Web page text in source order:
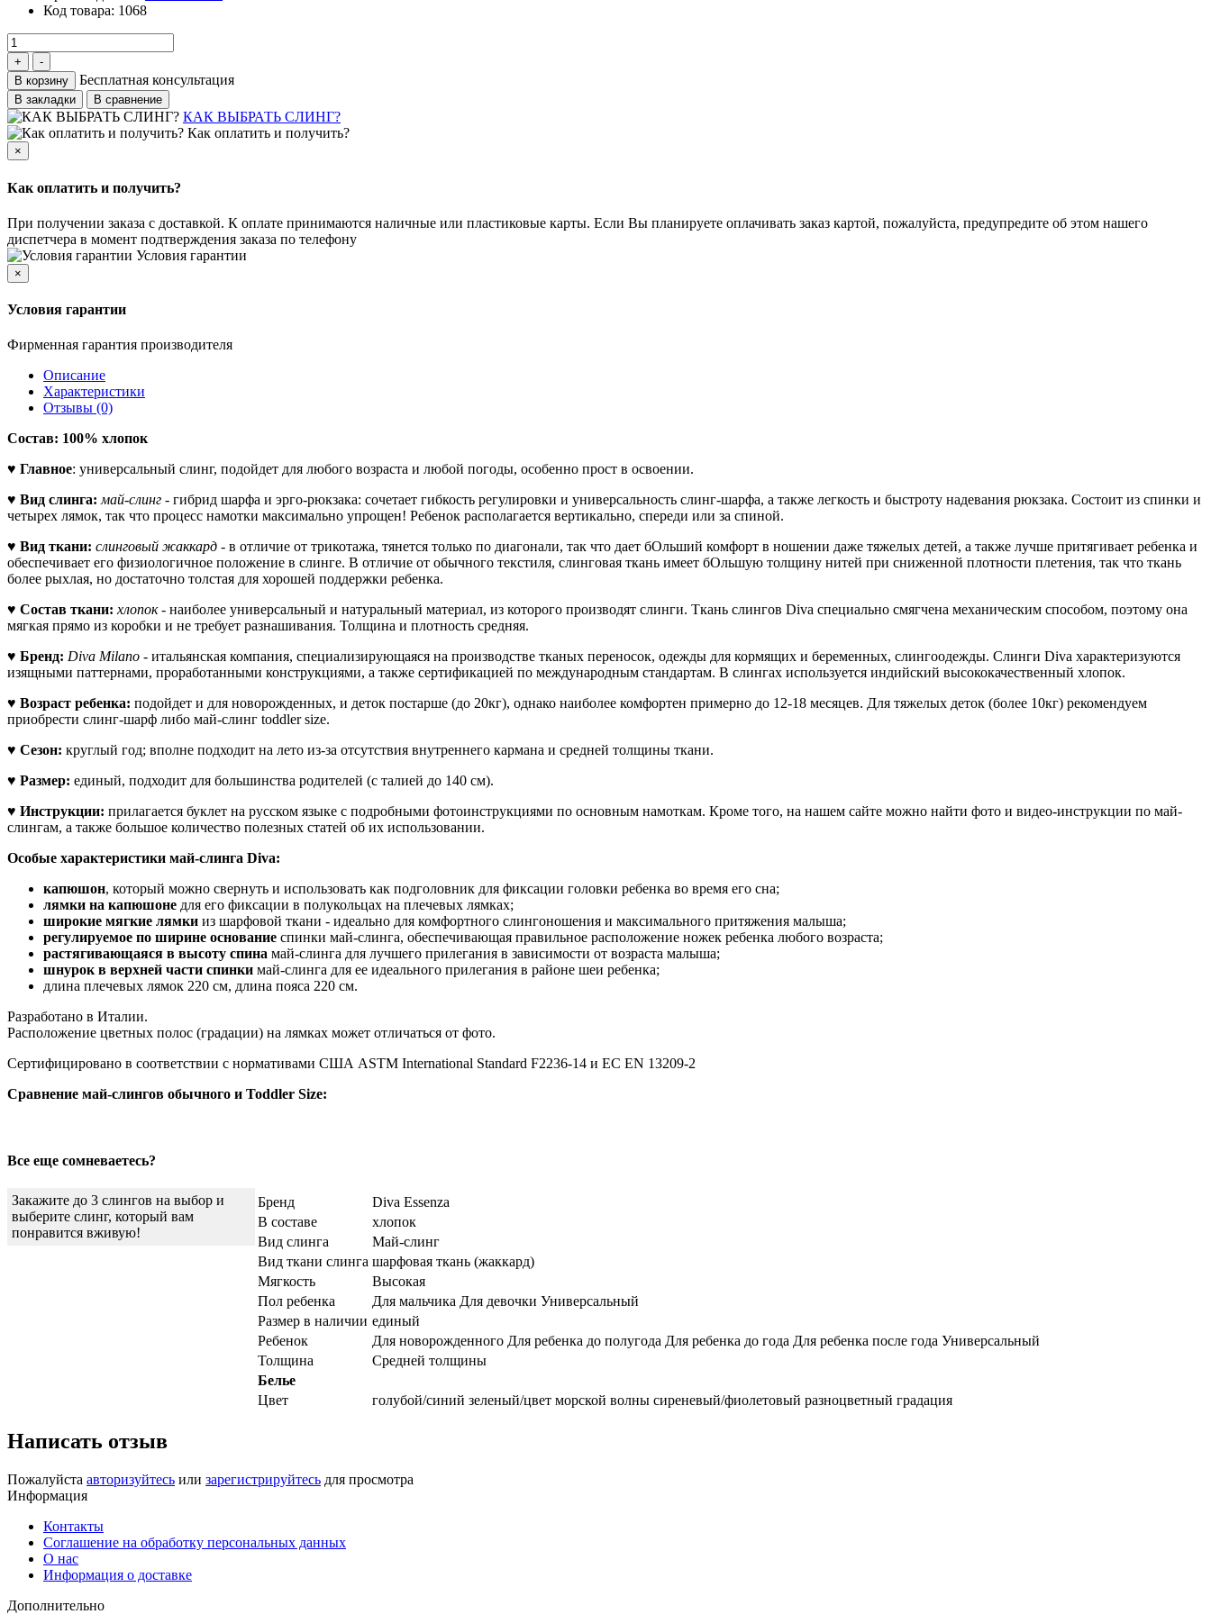
Код товара: 1068
В корзину Бесплатная консультация
В закладки В сравнение
КАК ВЫБРАТЬ СЛИНГ?
Как оплатить и получить?
×
Как оплатить и получить?
При получении заказа с доставкой. К оплате принимаются наличные или пластиковые карты. Если Вы планируете оплачивать заказ картой, пожалуйста, предупредите об этом нашего
диспетчера в момент подтверждения заказа по телефону
Условия гарантии
×
Условия гарантии
Фирменная гарантия производителя
Описание
Характеристики
Отзывы (0)
Состав: 100% хлопок
♥ Главное: универсальный слинг, подойдет для любого возраста и любой погоды, особенно прост в освоении.
♥ Вид слинга: май-слинг - гибрид шарфа и эрго-рюкзака: сочетает гибкость регулировки и универсальность слинг-шарфа, а также легкость и быстроту надевания рюкзака. Состоит из спинки и
четырех лямок, так что процесс намотки максимально упрощен! Ребенок располагается вертикально, спереди или за спиной.
♥ Вид ткани: слинговый жаккард - в отличие от трикотажа, тянется только по диагонали, так что дает бОльший комфорт в ношении даже тяжелых детей, а также лучше притягивает ребенка и
обеспечивает его физиологичное положение в слинге. В отличие от обычного текстиля, слинговая ткань имеет бОльшую толщину нитей при сниженной плотности плетения, так что ткань
более рыхлая, но достаточно толстая для хорошей поддержки ребенка.
♥ Состав ткани: хлопок- наиболее универсальный и натуральный материал, из которого производят слинги. Ткань слингов Diva специально смягчена механическим способом, поэтому она
мягкая прямо из коробки и не требует разнашивания. Толщина и плотность средняя.
♥ Бренд: Diva Milano - итальянская компания, специализирующаяся на производстве тканых переносок, одежды для кормящих и беременных, слингоодежды. Слинги Diva характеризуются
изящными паттернами, проработанными конструкциями, а также сертификацией по международным стандартам. В слингах используется индийский высококачественный хлопок.
♥ Возраст ребенка: подойдет и для новорожденных, и деток постарше (до 20кг), однако наиболее комфортен примерно до 12-18 месяцев. Для тяжелых деток (более 10кг) рекомендуем
приобрести слинг-шарф либо май-слинг toddler size.
♥ Сезон: круглый год; вполне подходит на лето из-за отсутствия внутреннего кармана и средней толщины ткани.
♥ Размер: единый, подходит для большинства родителей (с талией до 140 см).
♥ Инструкции: прилагается буклет на русском языке с подробными фотоинструкциями по основным намоткам. Кроме того, на нашем сайте можно найти фото и видео-инструкции по май-
слингам, а также большое количество полезных статей об их использовании.
Особые характеристики май-слинга Diva:
капюшон, который можно свернуть и использовать как подголовник для фиксации головки ребенка во время его сна;
лямки на капюшоне для его фиксации в полукольцах на плечевых лямках;
широкие мягкие лямки из шарфовой ткани - идеально для комфортного слингоношения и максимального притяжения малыша;
регулируемое по ширине основание спинки май-слинга, обеспечивающая правильное расположение ножек ребенка любого возраста;
растягивающаяся в высоту спина май-слинга для лучшего прилегания в зависимости от возраста малыша;
шнурок в верхней части спинки май-слинга для ее идеального прилегания в районе шеи ребенка;
длина плечевых лямок 220 см, длина пояса 220 см.
Разработано в Италии.
Расположение цветных полос (градации) на лямках может отличаться от фото.
Сертифицировано в соответствии с нормативами США ASTM International Standard F2236-14 и ЕС EN 13209-2
Сравнение май-слингов обычного и Toddler Size:
Все еще сомневаетесь?
Закажите до 3 слингов на выбор и
выберите слинг, который вам
понравится вживую!
Бренд
Diva Essenza
В составе
хлопок
Вид слинга
Май-слинг
Вид ткани слинга шарфовая ткань (жаккард)
Мягкость
Высокая
Пол ребенка
Для мальчика Для девочки Универсальный
Размер в наличии единый
Ребенок
Для новорожденного Для ребенка до полугода Для ребенка до года Для ребенка после года Универсальный
Толщина
Средней толщины
Белье
Цвет
голубой/синий зеленый/цвет морской волны сиреневый/фиолетовый разноцветный градация
Написать отзыв
Пожалуйста авторизуйтесь или зарегистрируйтесь для просмотра
Информация
Контакты
Соглашение на обработку персональных данных
О нас
Информация о доставке
Дополнительно